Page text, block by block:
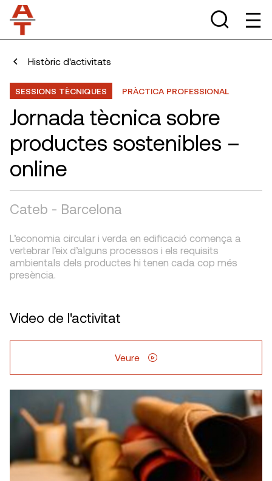
Històric d'activitats
SESSIONS TÈCNIQUES PRÀCTICA PROFESSIONAL
Jornada tècnica sobre
productes sostenibles –
online
Cateb - Barcelona
L’economia circular i verda en edificació comença a
vertebrar l’eix d’alguns processos i els requisits
ambientals dels productes hi tenen cada cop més
presència.
Video de l'activitat
Veure